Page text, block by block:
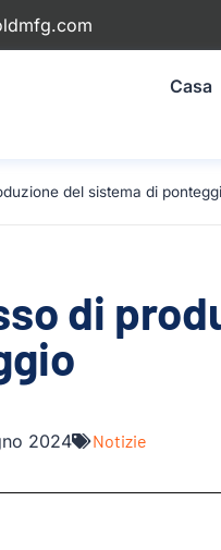
Casa
del sistema di
di
2024 Notizie